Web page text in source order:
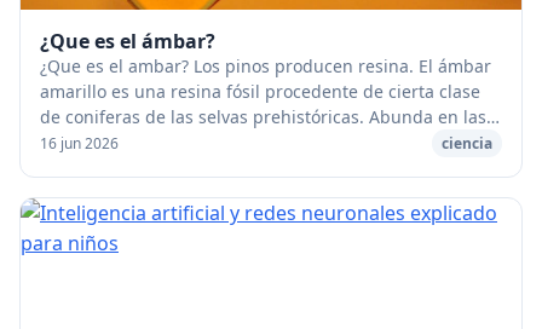
¿Que es el ámbar?
¿Que es el ambar? Los pinos producen resina. El ámbar
amarillo es una resina fósil procedente de cierta clase
de coniferas de las selvas prehistóricas. Abunda en las
arenas de las playas del Báltico; ...
16 jun 2026 ciencia